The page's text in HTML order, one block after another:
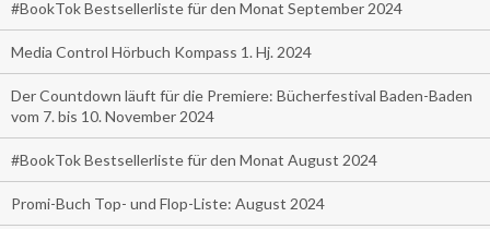
#BookTok Bestsellerliste für den Monat September 2024
Media Control Hörbuch Kompass 1. Hj. 2024
Der Countdown läuft für die Premiere: Bücherfestival Baden-Baden
vom 7. bis 10. November 2024
#BookTok Bestsellerliste für den Monat August 2024
Promi-Buch Top- und Flop-Liste: August 2024